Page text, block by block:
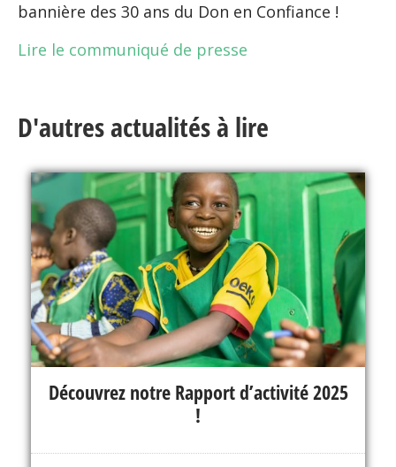
bannière des 30 ans du Don en Confiance !
Lire le communiqué de presse
D'autres actualités à lire
Découvrez notre Rapport d’activité 2025
!